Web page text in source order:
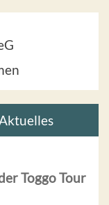
Aktuelles
Toggo Tour